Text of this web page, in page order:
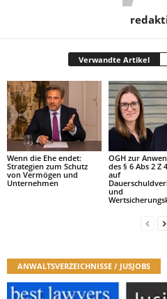
Verwandte Artikel
Wenn die Ehe endet:
Strategien zum Schutz
von Vermögen und
Unternehmen
OGH zur
des § 6 Abs 2 Z
auf
und
ANWALTSVERZEICHNISSE / JUSJOBS